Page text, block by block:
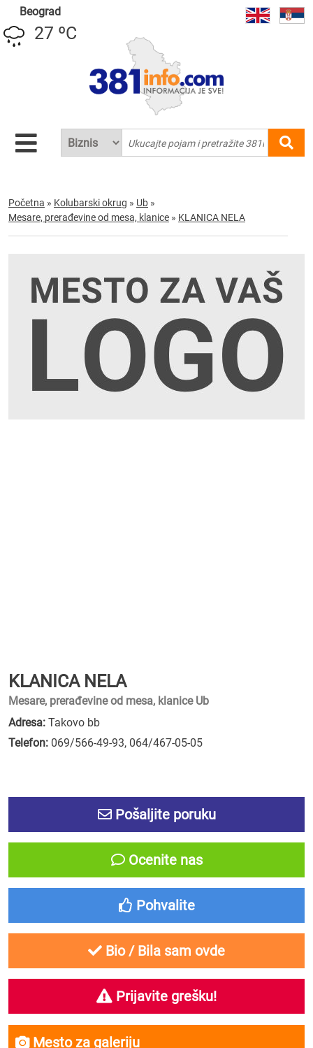
Beograd
27 ºC
Početna » Kolubarski okrug » Ub »
Mesare, prerađevine od mesa, klanice » KLANICA NELA
KLANICA NELA
Mesare, prerađevine od mesa, klanice Ub
Adresa: Takovo bb
Telefon: 069/566-49-93, 064/467-05-05
Pošaljite poruku
Ocenite nas
Pohvalite
Bio / Bila sam ovde
Prijavite grešku!
Mesto za galeriju